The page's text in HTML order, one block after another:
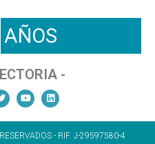
AÑOS
-
- RIF. J-29597580-4